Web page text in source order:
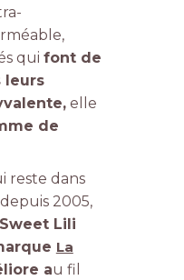
qui font de
leurs
elle
de
reste dans
2005,
Lili
La
au fil